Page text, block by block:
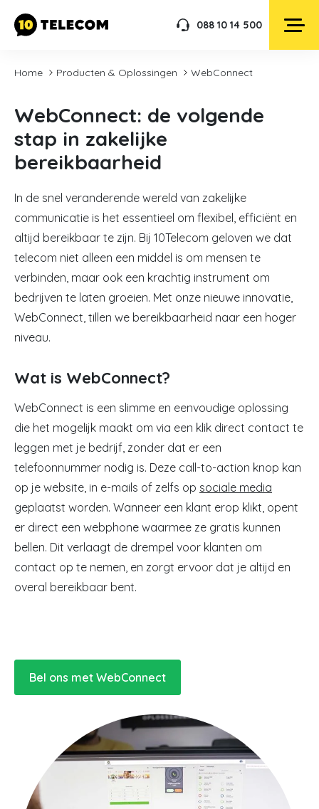
088 10 14 500
Home Producten & Oplossingen WebConnect
WebConnect: de volgende
stap in zakelijke
bereikbaarheid
In de snel veranderende wereld van zakelijke
communicatie is het essentieel om flexibel, efficiënt en
altijd bereikbaar te zijn. Bij 10Telecom geloven we dat
telecom niet alleen een middel is om mensen te
verbinden, maar ook een krachtig instrument om
bedrijven te laten groeien. Met onze nieuwe innovatie,
WebConnect, tillen we bereikbaarheid naar een hoger
niveau.
Wat is WebConnect?
WebConnect is een slimme en eenvoudige oplossing
die het mogelijk maakt om via een klik direct contact te
leggen met je bedrijf, zonder dat er een
telefoonnummer nodig is. Deze call-to-action knop kan
op je website, in e-mails of zelfs op sociale media
geplaatst worden. Wanneer een klant erop klikt, opent
er direct een webphone waarmee ze gratis kunnen
bellen. Dit verlaagt de drempel voor klanten om
contact op te nemen, en zorgt ervoor dat je altijd en
overal bereikbaar bent.
Bel ons met WebConnect